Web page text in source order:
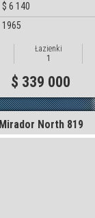
$ 6 140
1965
Łazienki
1
$ 339 000
Mirador North 819